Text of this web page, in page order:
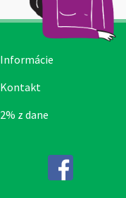
Informácie
Kontakt
2% z dane